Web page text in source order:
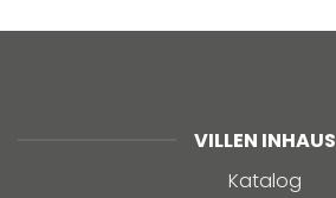
VILLEN INHAUS
Katalog